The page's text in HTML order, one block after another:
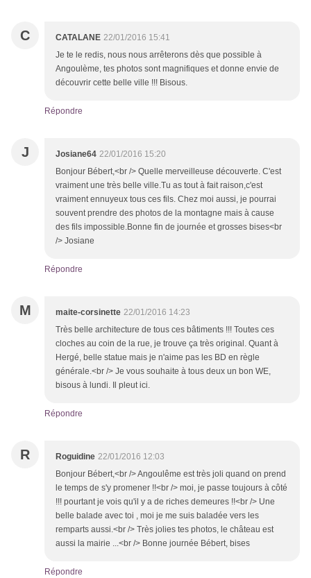
C CATALANE 22/01/2016 15:41
Je te le redis, nous nous arrêterons dès que possible à
Angoulème, tes photos sont magnifiques et donne envie de
découvrir cette belle ville !!! Bisous.
Répondre
J Josiane64 22/01/2016 15:20
Bonjour Bébert,<br /> Quelle merveilleuse découverte. C'est
vraiment une très belle ville.Tu as tout à fait raison,c'est
vraiment ennuyeux tous ces fils. Chez moi aussi, je pourrai
souvent prendre des photos de la montagne mais à cause
des fils impossible.Bonne fin de journée et grosses bises<br
/> Josiane
Répondre
M maite-corsinette 22/01/2016 14:23
Très belle architecture de tous ces bâtiments !!! Toutes ces
cloches au coin de la rue, je trouve ça très original. Quant à
Hergé, belle statue mais je n'aime pas les BD en règle
générale.<br /> Je vous souhaite à tous deux un bon WE,
bisous à lundi. Il pleut ici.
Répondre
R Roguidine 22/01/2016 12:03
Bonjour Bébert,<br /> Angoulême est très joli quand on prend
le temps de s'y promener !!<br /> moi, je passe toujours à côté
!!! pourtant je vois qu'il y a de riches demeures !!<br /> Une
belle balade avec toi , moi je me suis baladée vers les
remparts aussi.<br /> Très jolies tes photos, le château est
aussi la mairie ...<br /> Bonne journée Bébert, bises
Répondre